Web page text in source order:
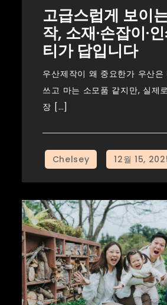
고급스럽게 보이
작, 소재·손잡이·
티가 답입니다
우산제작이 왜 중요한가 우산
쓰고 마는 소모품 같지만, 실제
장 […]